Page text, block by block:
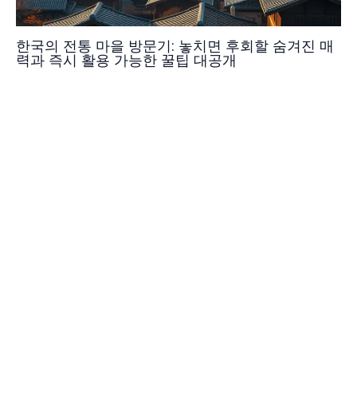
한국의 전통 마을 방문기: 놓치면 후회할 숨겨진 매
력과 즉시 활용 가능한 꿀팁 대공개